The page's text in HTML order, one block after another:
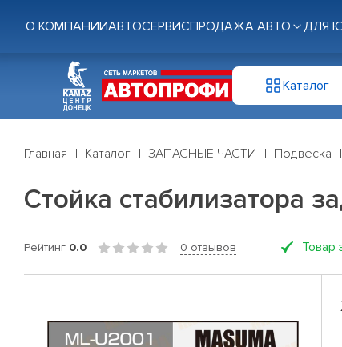
О КОМПАНИИАВТОСЕРВИСПРОДАЖА АВТО ДЛЯ
Каталог
Главная Каталог ЗАПАСНЫЕ ЧАСТИ Подвеска
Стойка стабилизатора
Рейтинг 0.0 0 отзывов Товар